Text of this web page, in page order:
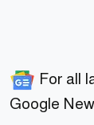
For all
Google